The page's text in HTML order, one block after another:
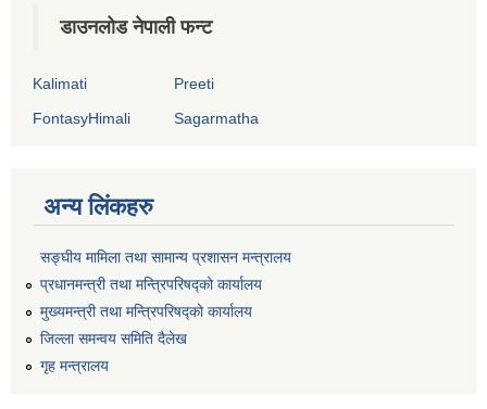
डाउनलोड नेपाली फन्ट
Kalimati
Preeti
FontasyHimali
Sagarmatha
अन्य लिंकहरु
सङ्‍घीय मामिला तथा सामान्य प्रशासन मन्त्रालय
प्रधानमन्त्री तथा मन्त्रिपरिषद्को कार्यालय
मुख्यमन्त्री तथा मन्त्रिपरिषद्को कार्यालय
जिल्ला समन्वय समिति दैलेख
गृह मन्त्रालय